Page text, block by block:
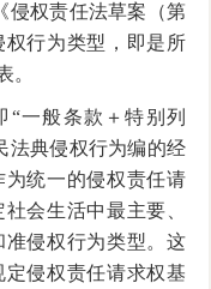
侵权责任法草案（第
权行为类型，即是所
。
“一般条款＋特别列
法典侵权行为编的经
统一的侵权责任请
会生活中最主要、
侵权行为类型。这
侵权责任请求权基